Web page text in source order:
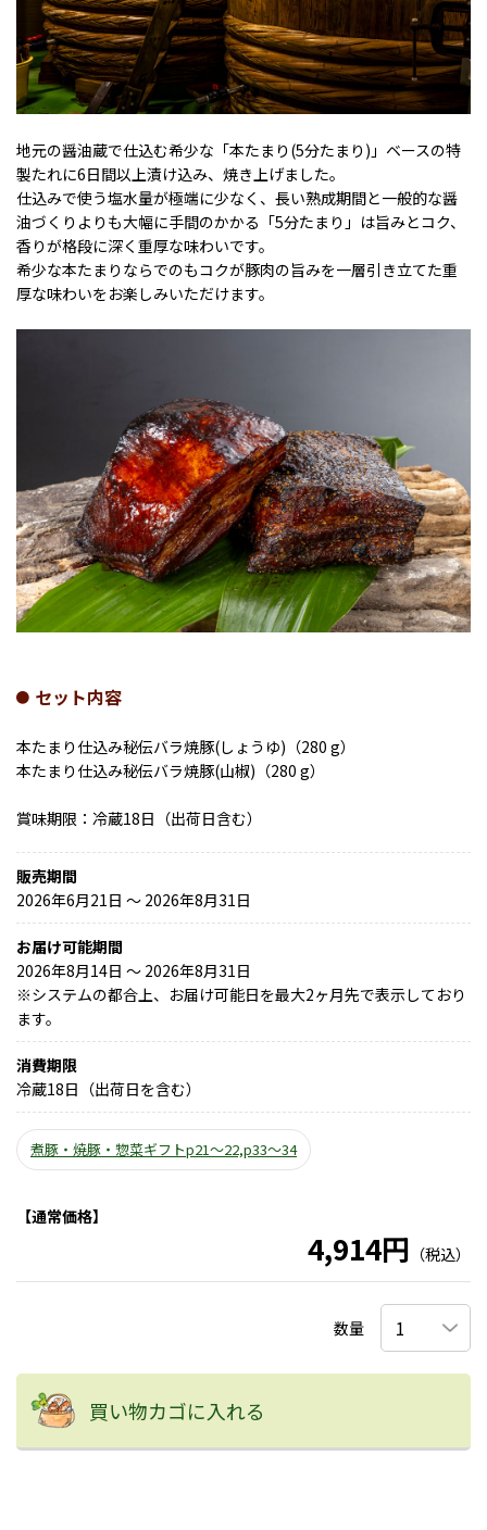
地元の醤油蔵で仕込む希少な「本たまり(5分たまり)」ベースの特
製たれに6日間以上漬け込み、焼き上げました。
仕込みで使う塩水量が極端に少なく、長い熟成期間と一般的な醤
油づくりよりも大幅に手間のかかる「5分たまり」は旨みとコク、
香りが格段に深く重厚な味わいです。
希少な本たまりならでのもコクが豚肉の旨みを一層引き立てた重
厚な味わいをお楽しみいただけます。
セット内容
本たまり仕込み秘伝バラ焼豚(しょうゆ)（280 g）
本たまり仕込み秘伝バラ焼豚(山椒)（280 g）
賞味期限：冷蔵18日（出荷日含む）
販売期間
2026年6月21日 〜 2026年8月31日
お届け可能期間
2026年8月14日 ～ 2026年8月31日
※システムの都合上、お届け可能日を最大2ヶ月先で表示しており
ます。
消費期限
冷蔵18日（出荷日を含む）
煮豚・焼豚・惣菜ギフトp21～22,p33～34
【通常価格】
4,914円 （税込）
数量
買い物カゴに入れる